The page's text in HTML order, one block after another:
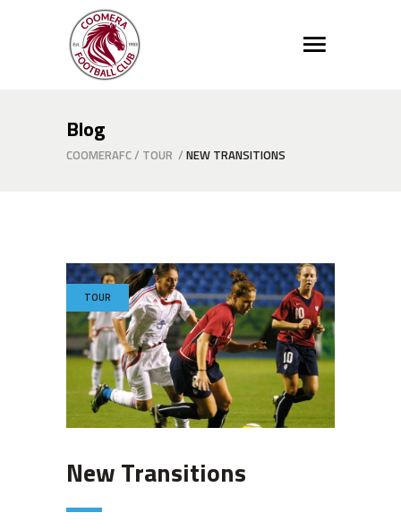
Blog
COOMERAFC/ TOUR / NEW TRANSITIONS
TOUR
New Transitions